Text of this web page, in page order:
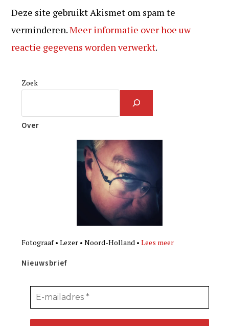
Deze site gebruikt Akismet om spam te
verminderen.Meer informatie over hoe uw
reactie gegevens worden verwerkt.
Zoek
Over
Fotograaf • Lezer • Noord-Holland •Lees meer
Nieuwsbrief